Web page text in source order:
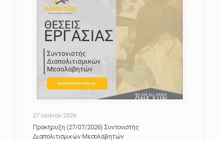
27 Ιουλίου 2026
Προκήρυξη (27/07/2026) Συντονιστής
Διαπολιτισμικών Μεσολαβητών